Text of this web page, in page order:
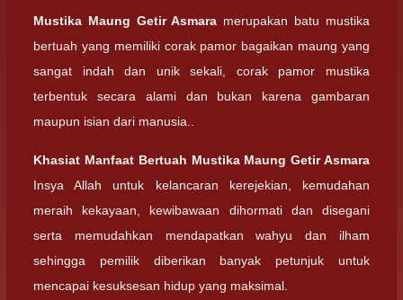
Mustika Maung Getir Asmara merupakan batu mustika
bertuah yang memiliki corak pamor bagaikan maung yang
sangat indah dan unik sekali, corak pamor mustika
terbentuk secara alami dan bukan karena gambaran
maupun isian dari manusia..
Khasiat Manfaat Bertuah Mustika Maung Getir Asmara
Insya Allah untuk kelancaran kerejekian, kemudahan
meraih kekayaan, kewibawaan dihormati dan disegani
serta memudahkan mendapatkan wahyu dan ilham
sehingga pemilik diberikan banyak petunjuk untuk
mencapai kesuksesan hidup yang maksimal.